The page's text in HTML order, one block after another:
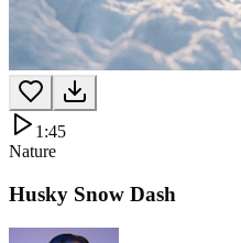
1:45
Nature
Husky Snow Dash